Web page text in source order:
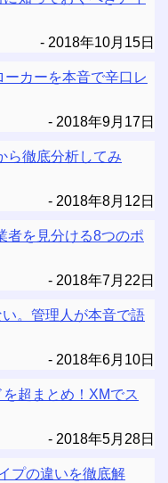
2018年10月15日
カーを本音で辛口レ
2018年9月17日
ら徹底分析してみ
2018年8月12日
者を見分ける8つのポ
2018年7月22日
。管理人が本音で語
2018年6月10日
超まとめ！XMでス
2018年5月28日
プの違いを徹底解